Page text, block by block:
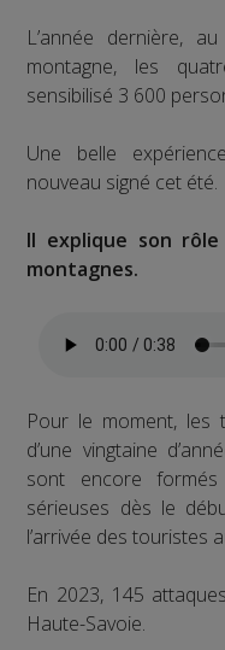
L’année dernière,
montagne, les
sensibilisé 3 600
Une belle
nouveau signé cet été.
Il explique son
montagnes.
Pour le moment, les
d’une vingtaine
sont encore
sérieuses dès le
l’arrivée des touristes
En 2023, 145
Haute-Savoie.